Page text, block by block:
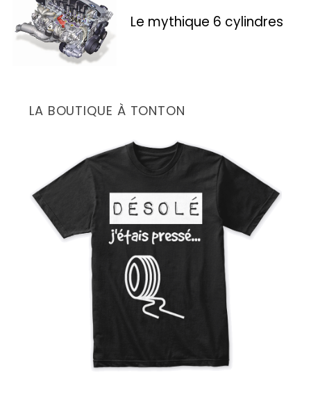
Le mythique 6 cylindres
LA BOUTIQUE À TONTON
a
r
c
h
: